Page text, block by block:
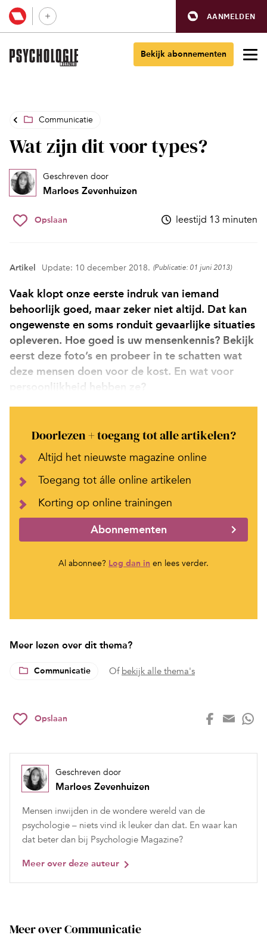
AANMELDEN
Bekijk abonnementen
Communicatie
Wat zijn dit voor types?
Geschreven door
Marloes Zevenhuizen
Opslaan leestijd 13 minuten
Artikel Update: 10 december 2018. (Publicatie: 01 juni 2013)
Vaak klopt onze eerste indruk van iemand
behoorlijk goed, maar zeker niet altijd. Dat kan
ongewenste en soms ronduit gevaarlijke situaties
opleveren. Hoe goed is uw mensenkennis? Bekijk
eerst deze foto’s en probeer in te schatten wat
deze mensen doen voor de kost. En wat voor
persoonlijkheid hebben ze?
Doorlezen + toegang tot alle artikelen?
Altijd het nieuwste magazine online
Toegang tot álle online artikelen
Korting op online trainingen
Abonnementen
Al abonnee? Log dan in en lees verder.
Meer lezen over dit thema?
Communicatie Of bekijk alle thema's
Opslaan
Geschreven door
Marloes Zevenhuizen
Mensen inwijden in de wondere wereld van de
psychologie – niets vind ik leuker dan dat. En waar kan
dat beter dan bij Psychologie Magazine?
Meer over deze auteur
Meer over Communicatie